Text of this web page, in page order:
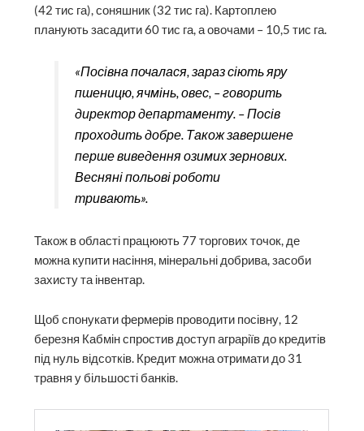
(42 тис га), соняшник (32 тис га). Картоплею
планують засадити 60 тис га, а овочами – 10,5 тис га.
«Посівна почалася, зараз сіють яру
пшеницю, ячмінь, овес, – говорить
директор департаменту. – Посів
проходить добре. Також завершене
перше виведення озимих зернових.
Весняні польові роботи
тривають».
Також в області працюють 77 торгових точок, де
можна купити насіння, мінеральні добрива, засоби
захисту та інвентар.
Щоб спонукати фермерів проводити посівну, 12
березня Кабмін спростив доступ аграріїв до кредитів
під нуль відсотків. Кредит можна отримати до 31
травня у більшості банків.